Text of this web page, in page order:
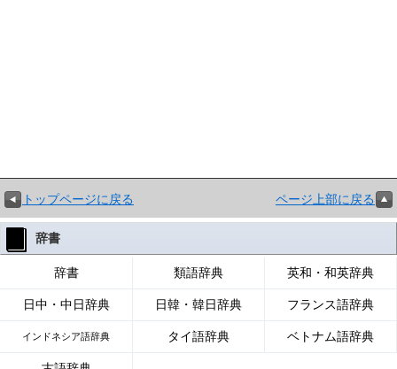
トップページに戻る ページ上部に戻る
辞書
辞書 類語辞典 英和・和英辞典
日中・中日辞典 日韓・韓日辞典 フランス語辞典
インドネシア語辞典 タイ語辞典 ベトナム語辞典